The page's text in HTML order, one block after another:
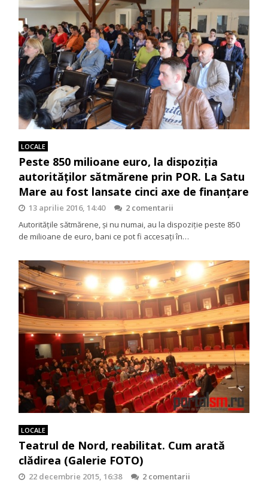
LOCALE
Peste 850 milioane euro, la dispoziția
autorităților sătmărene prin POR. La Satu
Mare au fost lansate cinci axe de finanțare
13 aprilie 2016, 14:40
2 comentarii
Autoritățile sătmărene, și nu numai, au la dispoziție peste 850
de milioane de euro, bani ce pot fi accesați în…
LOCALE
Teatrul de Nord, reabilitat. Cum arată
clădirea (Galerie FOTO)
22 decembrie 2015, 16:38
2 comentarii